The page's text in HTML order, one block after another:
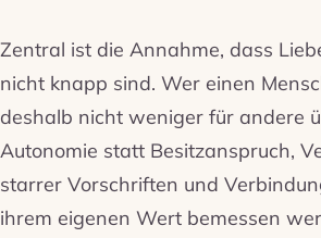
Zentral ist die Annahme, dass
nicht knapp sind. Wer einen
deshalb nicht weniger für andere
Autonomie statt Besitzanspruch,
starrer Vorschriften und
ihrem eigenen Wert bemessen